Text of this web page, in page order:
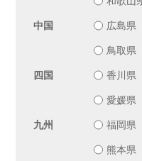
中国 広島県
鳥取県
四国 香川県
愛媛県
九州 福岡県
熊本県